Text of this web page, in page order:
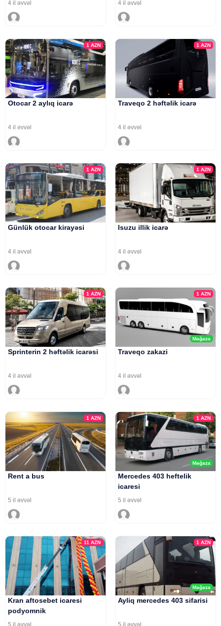
4 il əvvəl 4 il əvvəl
1AZN
Otocar 2 aylıq icarə
4 il əvvəl
1 AZN
Traveqo 2 həftəlik icarə
4 il əvvəl
1AZN
Günlük otocar kirayəsi
4 il əvvəl
1 AZN
Isuzu illik icarə
4 il əvvəl
1AZN
Sprinterin 2 həftəlik icarəsi
4 il əvvəl
Mağaza
1 AZN
Traveqo zakazi
4 il əvvəl
1AZN
Rent a bus
5 il əvvəl
Mağaza
1 AZN
Mercedes 403 heftelik
icaresi
5 il əvvəl
11AZN
Kran aftosebet icaresi
podyomnik
5 il əvvəl
Mağaza
1 AZN
Ayliq mercedes 403 sifarisi
5 il əvvəl